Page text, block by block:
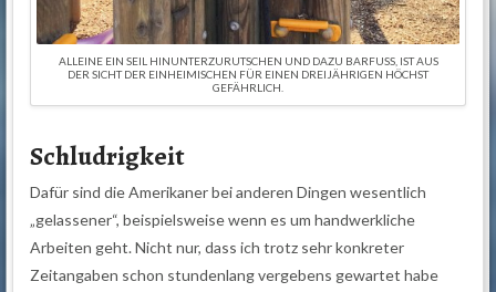
ALLEINE EIN SEIL HINUNTERZURUTSCHEN UND DAZU BARFUSS, IST AUS
DER SICHT DER EINHEIMISCHEN FÜR EINEN DREIJÄHRIGEN HÖCHST
GEFÄHRLICH.
Schludrigkeit
Dafür sind die Amerikaner bei anderen Dingen wesentlich
„gelassener“, beispielsweise wenn es um handwerkliche
Arbeiten geht. Nicht nur, dass ich trotz sehr konkreter
Zeitangaben schon stundenlang vergebens gewartet habe